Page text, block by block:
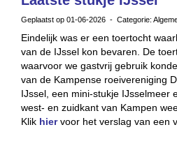
Geplaatst op 01-06-2026 - Categorie:
Eindelijk was er een toertocht
van de IJssel kon bevaren. De
waarvoor we gastvrij gebruik
van de Kampense roeivereniging
IJssel, een mini-stukje IJsselmeer
west- en zuidkant van Kampen
Klik hiervoor het verslag van een